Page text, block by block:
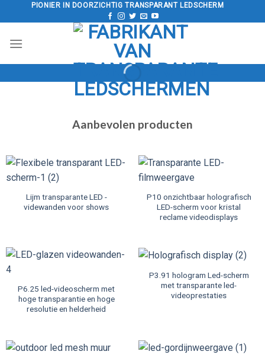
Doorgaan
naar
PIONIER IN DOORZICHTIG TRANSPARANT LEDSCHERM
Aanbevolen producten
Lijm transparante LED -
videwanden voor shows
P10 onzichtbaar holografisch
LED-scherm voor kristal
reclame videodisplays
P6.25 led-videoscherm met
hoge transparantie en hoge
resolutie en helderheid
P3.91 hologram Led-scherm
met transparante led-
videoprestaties